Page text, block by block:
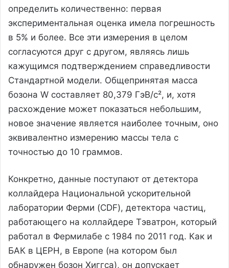
определить количественно: первая
экспериментальная оценка имела погрешность
в 5% и более. Все эти измерения в целом
согласуются друг с другом, являясь лишь
кажущимся подтверждением справедливости
Стандартной модели. Общепринятая масса
бозона W составляет 80,379 ГэВ/с², и, хотя
расхождение может показаться небольшим,
новое значение является наиболее точным, оно
эквивалентно измерению массы тела с
точностью до 10 граммов.
Конкретно, данные поступают от детектора
коллайдера Национальной ускорительной
лаборатории Ферми (CDF), детектора частиц,
работающего на коллайдере Тэватрон, который
работал в Фермилабе с 1984 по 2011 год. Как и
БАК в ЦЕРН, в Европе (на котором был
обнаружен бозон Хиггса), он допускает